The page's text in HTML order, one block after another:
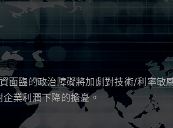
望
臨的政治障礙將加劇對技術/利率敏
業利潤下降的擔憂。